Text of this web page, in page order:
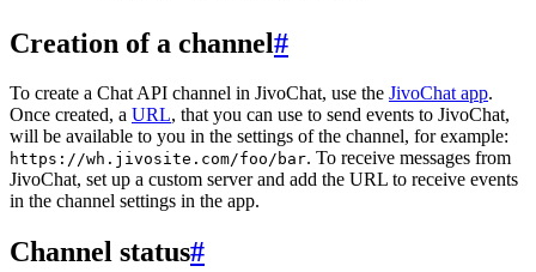
Creation of a channel#
To create a Chat API channel in JivoChat, use the JivoChat app.
Once created, a URL, that you can use to send events to JivoChat,
will be available to you in the settings of the channel, for example:
https://wh.jivosite.com/foo/bar. To receive messages from
JivoChat, set up a custom server and add the URL to receive events
in the channel settings in the app.
Channel status#